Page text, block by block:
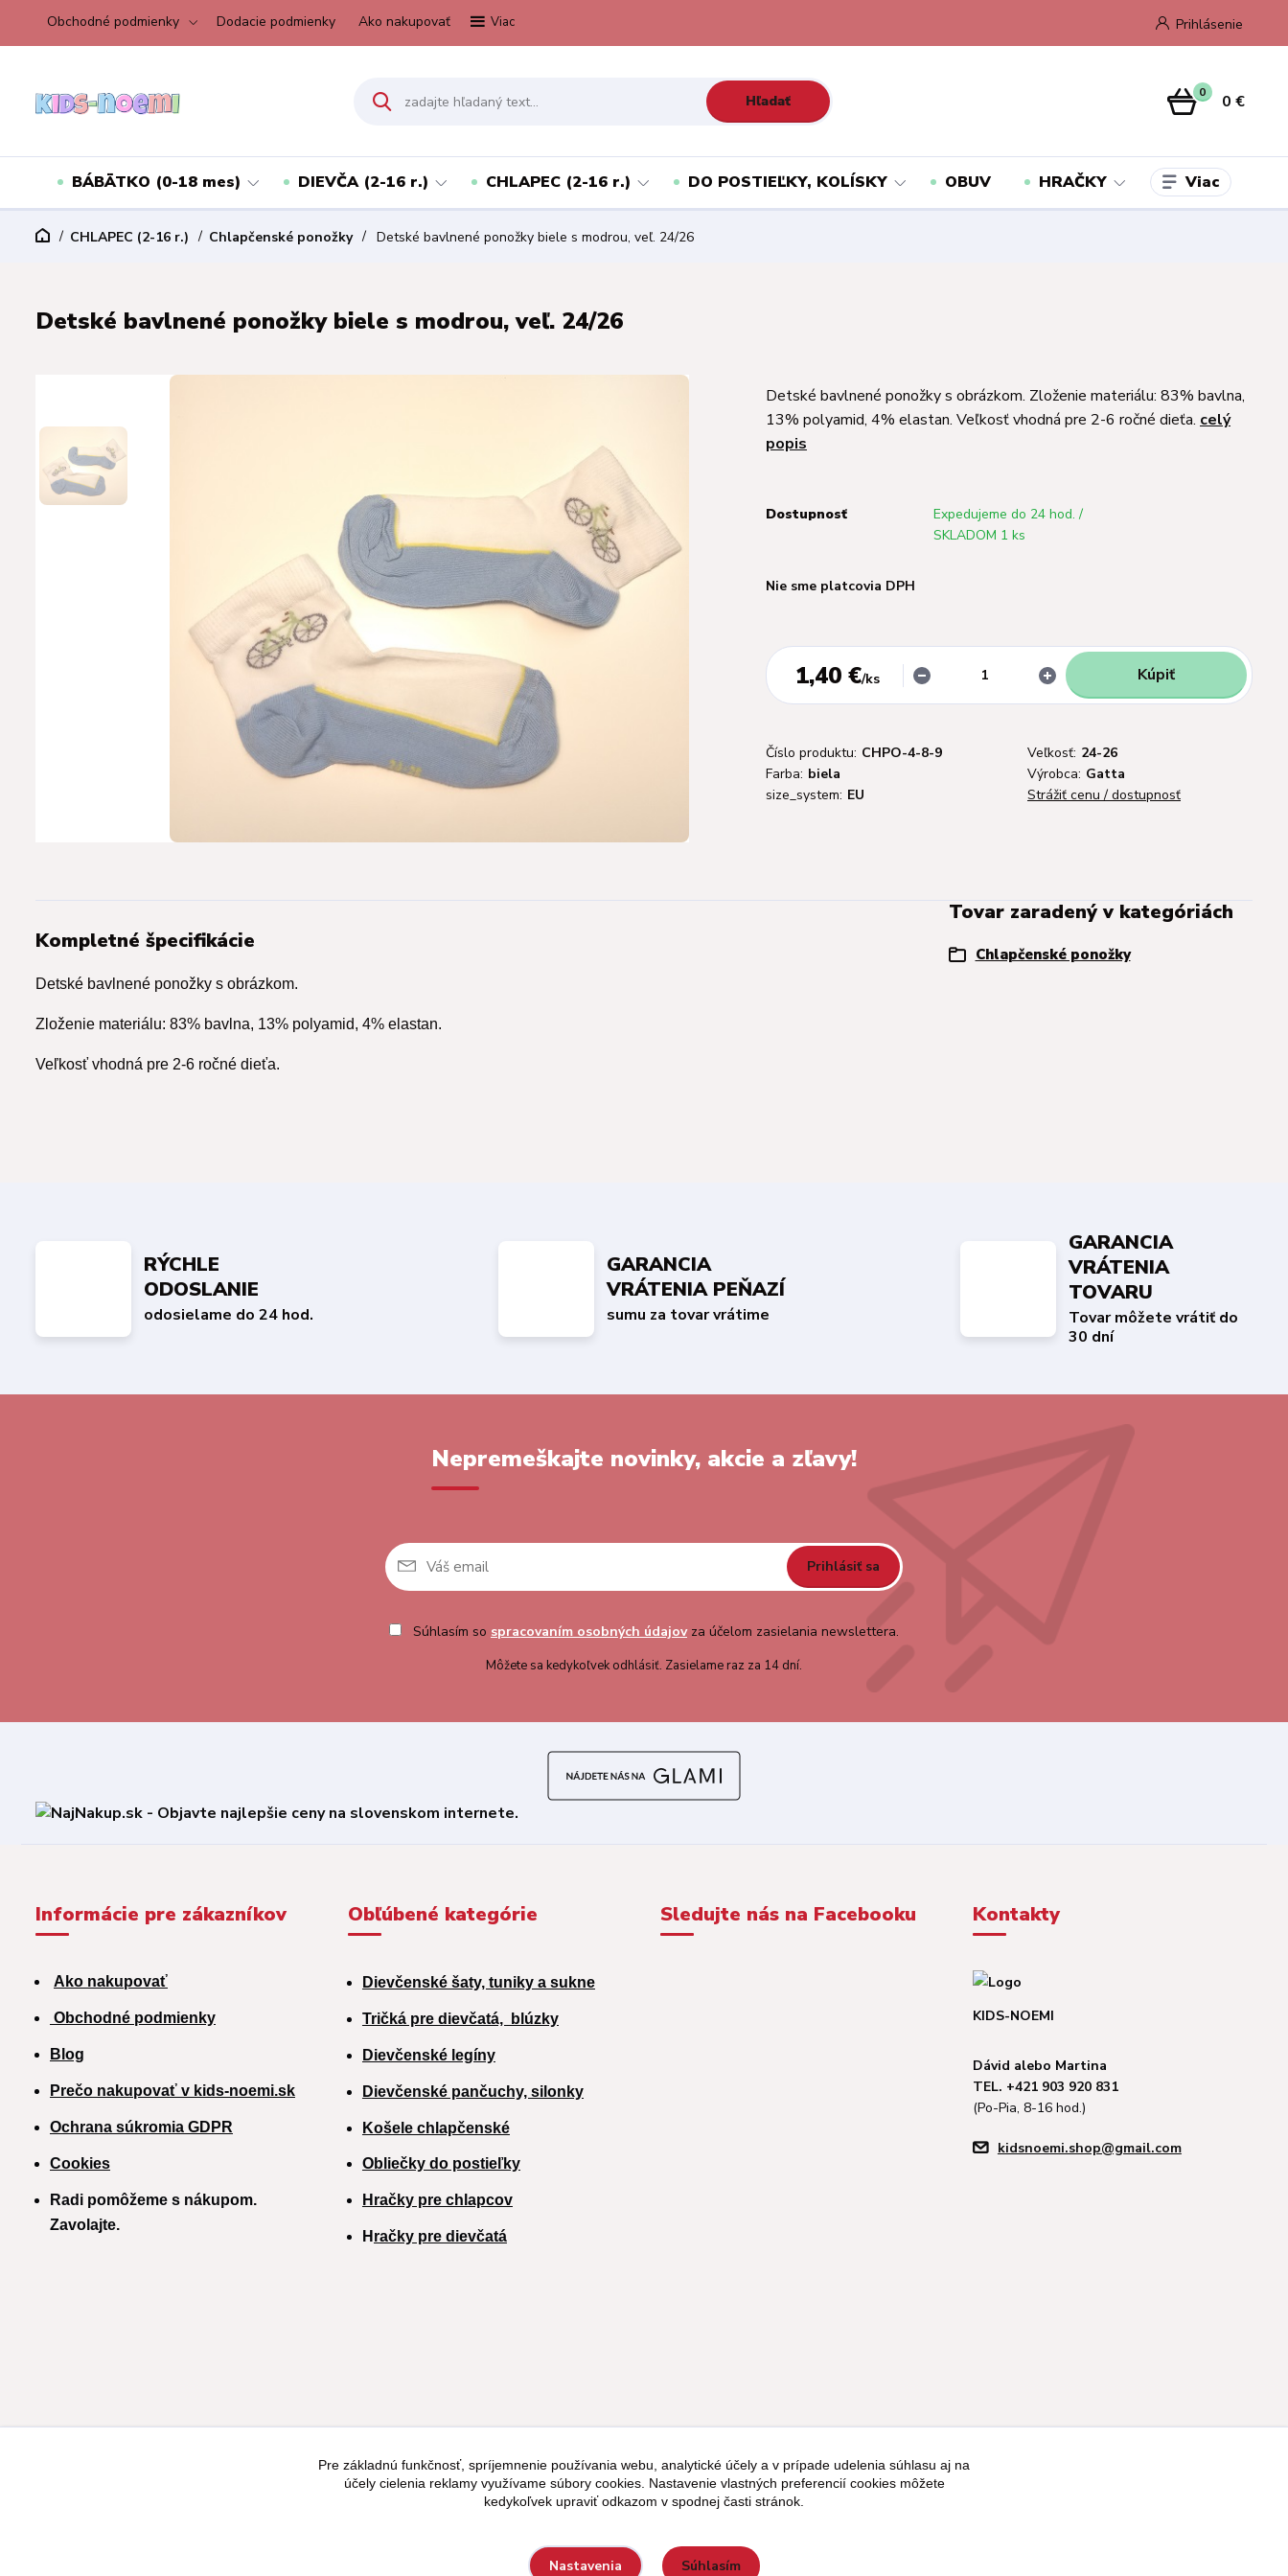
Obchodné podmienky Dodacie podmienky Ako nakupovať Viac Prihlásenie
Hľadať 0 0 €
BÁBÄTKO (0-18 mes) DIEVČA (2-16 r.) CHLAPEC (2-16 r.) DO POSTIEĽKY, KOLÍSKY OBUV HRAČKY Viac
CHLAPEC (2-16 r.) Chlapčenské ponožky Detské bavlnené ponožky biele s modrou, veľ. 24/26
Detské bavlnené ponožky biele s modrou, veľ. 24/26
Detské bavlnené ponožky s obrázkom. Zloženie materiálu: 83% bavlna,
13% polyamid, 4% elastan. Veľkosť vhodná pre 2-6 ročné dieťa. celý
popis
Dostupnosť
Expedujeme do 24 hod. /
SKLADOM 1 ks
Nie sme platcovia DPH
1,40 €/ks Kúpiť
Číslo produktu: CHPO-4-8-9 Veľkosť: 24-26
Farba: biela Výrobca: Gatta
size_system: EU Strážiť cenu / dostupnosť
Kompletné špecifikácie
Detské bavlnené ponožky s obrázkom.
Zloženie materiálu: 83% bavlna, 13% polyamid, 4% elastan.
Veľkosť vhodná pre 2-6 ročné dieťa.
Tovar zaradený v kategóriách
Chlapčenské ponožky
RÝCHLE
ODOSLANIE
odosielame do 24 hod.
GARANCIA
VRÁTENIA PEŇAZÍ
sumu za tovar vrátime
GARANCIA
VRÁTENIA
TOVARU
Tovar môžete vrátiť do
30 dní
Nepremeškajte novinky, akcie a zľavy!
Prihlásiť sa
Súhlasím so spracovaním osobných údajovza účelom zasielania newslettera.
Môžete sa kedykoľvek odhlásiť. Zasielame raz za 14 dní.
Informácie pre zákazníkov
Ako nakupovať
Obchodné podmienky
Blog
Prečo nakupovať v kids-noemi.sk
Ochrana súkromia GDPR
Cookies
Radi pomôžeme s nákupom.
Zavolajte.
Obľúbené kategórie
Dievčenské šaty, tuniky a sukne
Tričká pre dievčatá, blúzky
Dievčenské legíny
Dievčenské pančuchy, silonky
Košele chlapčenské
Obliečky do postieľky
Hračky pre chlapcov
H račky pre dievčatá
Sledujte nás na Facebooku Kontakty
KIDS-NOEMI
Dávid alebo Martina
TEL. +421 903 920 831
(Po-Pia, 8-16 hod.)
kidsnoemi.shop@gmail.com
Pre základnú funkčnosť, spríjemnenie používania webu, analytické účely a v prípade udelenia súhlasu aj na
účely cielenia reklamy využívame súbory cookies. Nastavenie vlastných preferencií cookies môžete
kedykoľvek upraviť odkazom v spodnej časti stránok.
Nastavenia Súhlasím